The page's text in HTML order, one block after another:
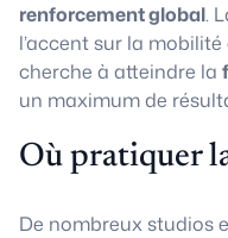
renforcement global.
l’accent sur la
cherche à atteindre la
un maximum de
Où pratiquer
De nombreux studios